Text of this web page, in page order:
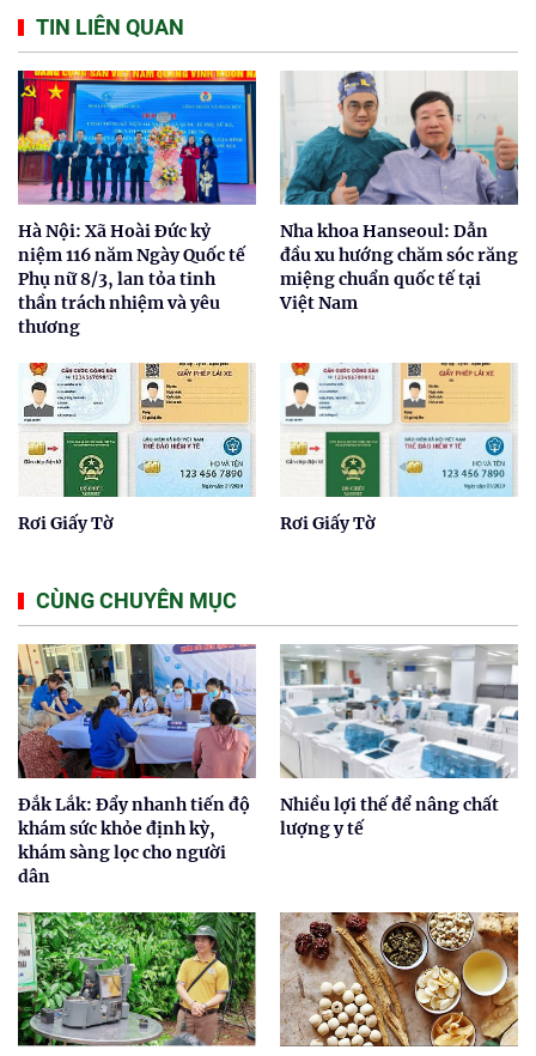
TIN LIÊN QUAN
Hà Nội: Xã Hoài Đức kỷ
niệm 116 năm Ngày Quốc tế
Phụ nữ 8/3, lan tỏa tinh
thần trách nhiệm và yêu
thương
Nha khoa Hanseoul: Dẫn
đầu xu hướng chăm sóc răng
miệng chuẩn quốc tế tại
Việt Nam
Rơi Giấy Tờ Rơi Giấy Tờ
CÙNG CHUYÊN MỤC
Đắk Lắk: Đẩy nhanh tiến độ
khám sức khỏe định kỳ,
khám sàng lọc cho người
dân
Nhiều lợi thế để nâng chất
lượng y tế